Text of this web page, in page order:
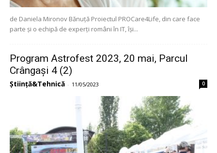
de Daniela Mironov Bănuță Proiectul PROCare4Life, din care face
parte și o echipă de experți români în IT, își...
Program Astrofest 2023, 20 mai, Parcul
Crângași 4 (2)
Știință&Tehnică - 11/05/2023 0